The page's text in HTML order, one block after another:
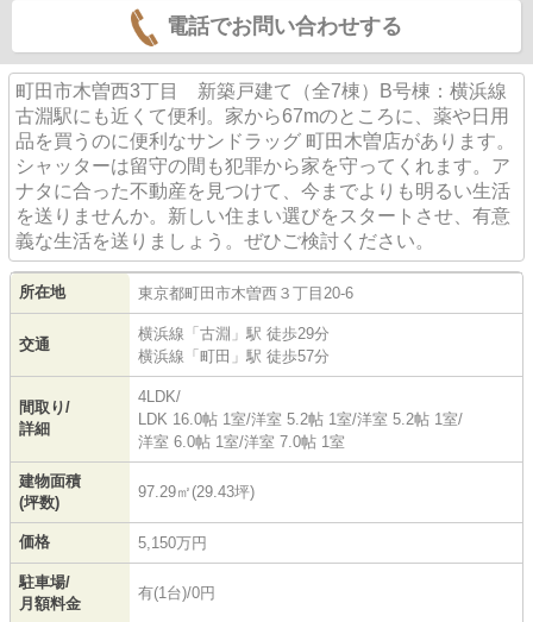
電話でお問い合わせする
町田市木曽西3丁目 新築戸建て（全7棟）B号棟：横浜線
古淵駅にも近くて便利。家から67mのところに、薬や日用
品を買うのに便利なサンドラッグ 町田木曽店があります。
シャッターは留守の間も犯罪から家を守ってくれます。ア
ナタに合った不動産を見つけて、今までよりも明るい生活
を送りませんか。新しい住まい選びをスタートさせ、有意
義な生活を送りましょう。ぜひご検討ください。
所在地 東京都町田市木曽西 ３丁目20-6
交通
横浜線 「 古淵 」駅 徒歩29分
横浜線 「 町田 」駅 徒歩57分
間取り/
詳細
4LDK/
LDK 16.0帖 1室/洋室 5.2帖 1室/洋室 5.2帖 1室/
洋室 6.0帖 1室/洋室 7.0帖 1室
建物面積
(坪数)
97.29㎡(29.43坪)
価格 5,150万円
駐車場/
月額料金
有(1台)/0円